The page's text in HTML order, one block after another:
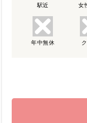
駅近 女
年中無休